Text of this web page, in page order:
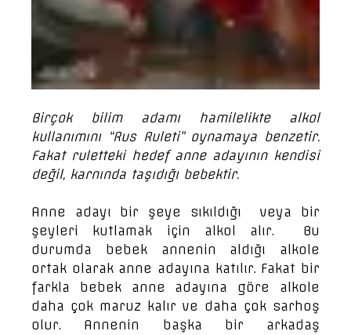
Birçok bilim adamı hamilelikte alkol
kullanımını “Rus Ruleti” oynamaya benzetir.
Fakat ruletteki hedef anne adayının kendisi
değil, karnında taşıdığı bebektir.
Anne adayı bir şeye sıkıldığı veya bir
şeyleri kutlamak için alkol alır. Bu
durumda bebek annenin aldığı alkole
ortak olarak anne adayına katılır. Fakat bir
farkla bebek anne adayına göre alkole
daha çok maruz kalır ve daha çok sarhoş
olur. Annenin başka bir arkadaş